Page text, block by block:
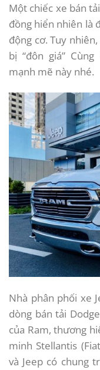
Một chiếc xe bán
đồng hiển nhiên là
động cơ. Tuy
bị “đôn giá” Cùng
mạnh mẽ này nhé.
Nhà phân phối xe
dòng bán tải
của Ram, thương
minh Stellantis
và Jeep có chung